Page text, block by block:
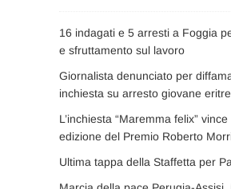
16 indagati e 5 arresti a Foggia
e sfruttamento sul lavoro
Giornalista denunciato per
inchiesta su arresto giovane
L’inchiesta “Maremma felix”
edizione del Premio Roberto
Ultima tappa della Staffetta per